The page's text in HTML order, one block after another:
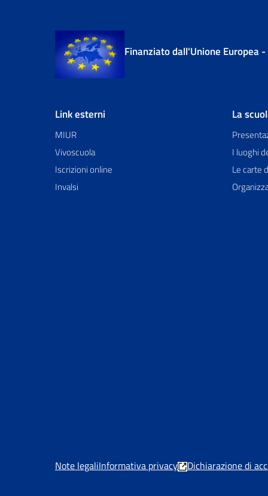
Finanziato dall'Unione Europea
Link esterni
MIUR
Vivoscuola
Iscrizioni online
Invalsi
La
I luoghi
Le carte
Note legaliInformativa privacy Dichiarazione di